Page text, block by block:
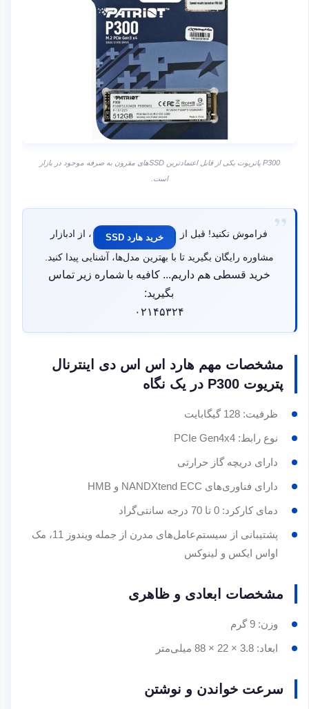
P300 پاتریوت یکی از قابل اعتمادترین SSDهای مقرون به صرفه موجود در بازار
است.
فراموش نکنید! قبل از خرید هارد SSD ، از ادبازار
مشاوره رایگان بگیرید تا با بهترین مدل‌ها، آشنایی پیدا کنید.
خرید قسطی هم داریم... کافیه با شماره زیر تماس
بگیرید:
۰۲۱۴۵۳۲۴
مشخصات مهم هارد اس اس دی اینترنال
پتریوت P300 در یک نگاه
ظرفیت: 128 گیگابایت
نوع رابط: PCIe Gen4x4
دارای دریچه گاز حرارتی
دارای فناوری‌های NANDXtend ECC و HMB
دمای کارکرد: 0 تا 70 درجه سانتی‌گراد
پشتیبانی از سیستم‌عامل‌های مدرن از جمله ویندوز 11، مک
اواس ایکس و لینوکس
مشخصات ابعادی و ظاهری
وزن: 9 گرم
ابعاد: 3.8 × 22 × 88 میلی‌متر
سرعت خواندن و نوشتن